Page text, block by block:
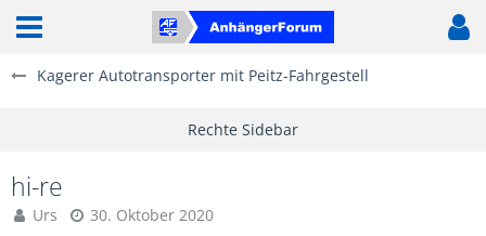
Kagerer Autotransporter mit Peitz-Fahrgestell
hi-re
Urs 30. Oktober 2020